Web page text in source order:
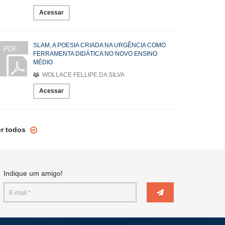
Acessar
PDF
SLAM, A POESIA CRIADA NA URGÊNCIA COMO
FERRAMENTA DIDÁTICA NO NOVO ENSINO
MÉDIO
WOLLACE FELLIPE DA SILVA
Acessar
todos
Indique um amigo!